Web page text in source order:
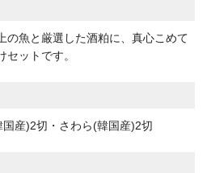
の魚と厳選した酒粕に、真心こめて
ットです。
産)2切・さわら(韓国産)2切